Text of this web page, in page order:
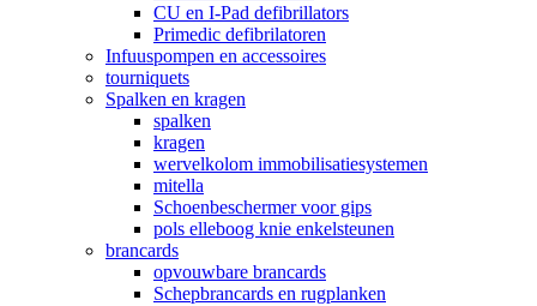
CU en I-Pad defibrillators
Primedic defibrilatoren
Infuuspompen en accessoires
tourniquets
Spalken en kragen
spalken
kragen
wervelkolom immobilisatiesystemen
mitella
Schoenbeschermer voor gips
pols elleboog knie enkelsteunen
brancards
opvouwbare brancards
Schepbrancards en rugplanken